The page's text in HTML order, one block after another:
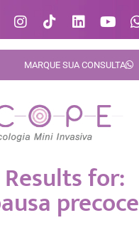
MARQUE SUA CONSULTA
for:
precoce